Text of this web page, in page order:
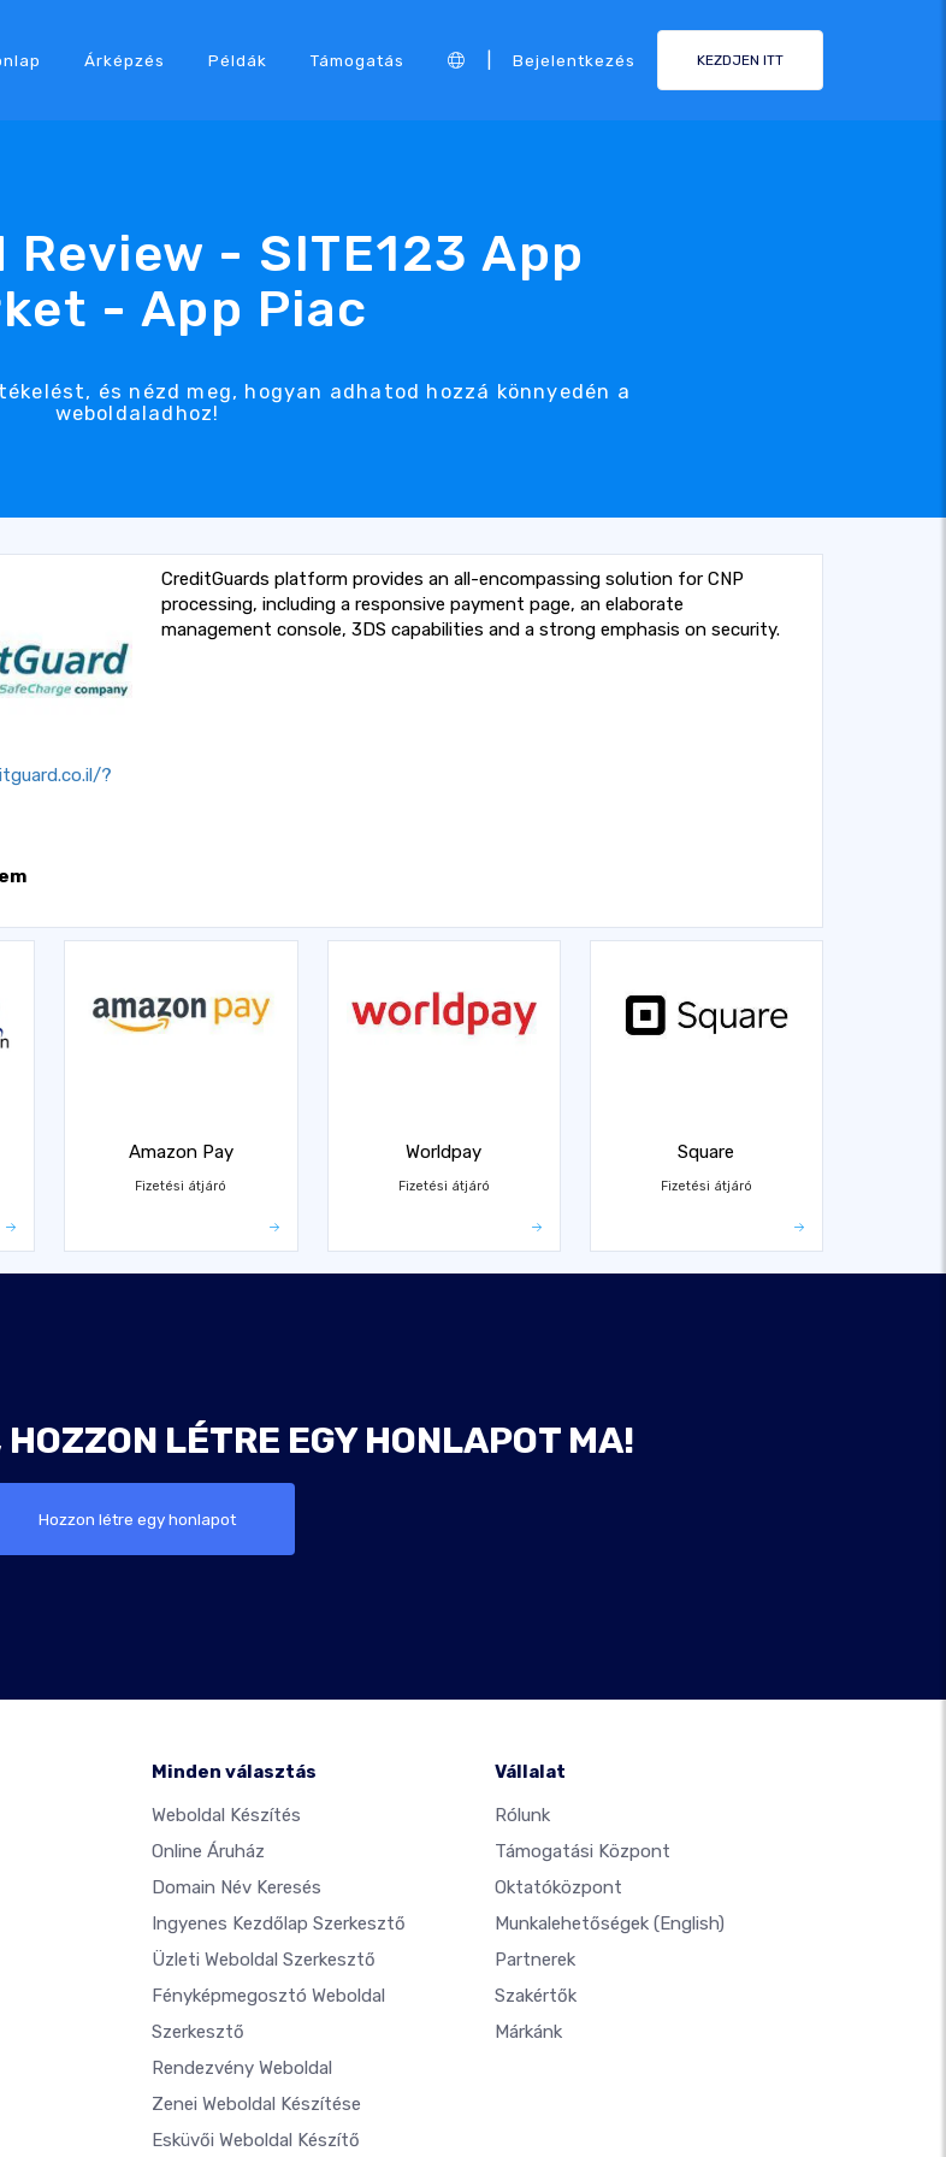
Árképzés Példák Támogatás Bejelentkezés KEZDJEN ITT
- SITE123 App
- App Piac
és nézd meg, hogyan adhatod hozzá könnyedén a
weboldaladhoz!
?
CreditGuards platform provides an all-encompassing solution for CNP
processing, including a responsive payment page, an elaborate
management console, 3DS capabilities and a strong emphasis on security.
Amazon Pay
Fizetési átjáró
Worldpay
Fizetési átjáró
Square
Fizetési átjáró
LÉTRE EGY HONLAPOT MA!
Hozzon létre egy honlapot
Minden választás
Weboldal Készítés
Online Áruház
Domain Név Keresés
Ingyenes Kezdőlap Szerkesztő
Üzleti Weboldal Szerkesztő
Fényképmegosztó Weboldal
Szerkesztő
Rendezvény Weboldal
Zenei Weboldal Készítése
Esküvői Weboldal Készítő
Vállalat
Rólunk
Támogatási Központ
Oktatóközpont
Munkalehetőségek (English)
Partnerek
Szakértők
Márkánk